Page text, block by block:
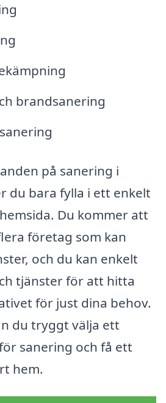
brandsanering
på sanering i
du bara fylla i ett enkelt
Du kommer att
företag som kan
och du kan enkelt
tjänster för att hitta
för just dina behov.
du tryggt välja ett
sanering och få ett
hem.